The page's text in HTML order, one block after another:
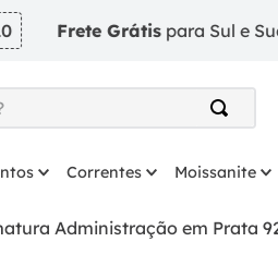
Grátispara Sul e Sudeste
Correntes Moissanite
Administração em Prata